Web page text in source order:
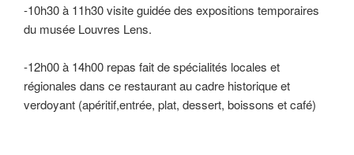
-10h30 à 11h30 visite guidée des expositions temporaires
du musée Louvres Lens.
-12h00 à 14h00 repas fait de spécialités locales et
régionales dans ce restaurant au cadre historique et
verdoyant (apéritif,entrée, plat, dessert, boissons et café)